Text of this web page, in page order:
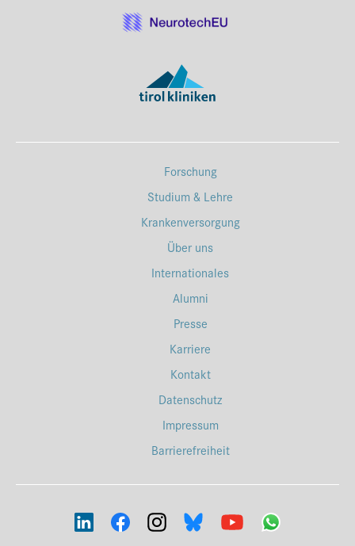
Forschung
Studium & Lehre
Krankenversorgung
Über uns
Internationales
Alumni
Presse
Karriere
Kontakt
Datenschutz
Impressum
Barrierefreiheit